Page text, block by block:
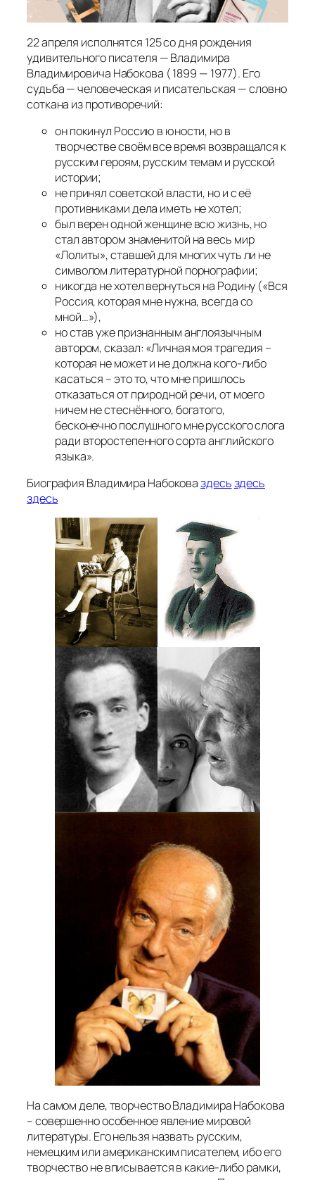
22 апреля исполнятся 125 со дня рождения
удивительного писателя — Владимира
Владимировича Набокова ( 1899 — 1977). Его
судьба — человеческая и писательская — словно
соткана из противоречий:
он покинул Россию в юности, но в
творчестве своём все время возвращался к
русским героям, русским темам и русской
истории;
не принял советской власти, но и с её
противниками дела иметь не хотел;
был верен одной женщине всю жизнь, но
стал автором знаменитой на весь мир
«Лолиты», ставшей для многих чуть ли не
символом литературной порнографии;
никогда не хотел вернуться на Родину («Вся
Россия, которая мне нужна, всегда со
мной…»),
но став уже признанным англоязычным
автором, сказал: «Личная моя трагедия –
которая не может и не должна кого-либо
касаться – это то, что мне пришлось
отказаться от природной речи, от моего
ничем не стеснённого, богатого,
бесконечно послушного мне русского слога
ради второстепенного сорта английского
языка».
Биография Владимира Набоковаздесьздесь
здесь
На самом деле, творчество Владимира Набокова
– совершенно особенное явление мировой
литературы. Его нельзя назвать русским,
немецким или американским писателем, ибо его
творчество не вписывается в какие-либо рамки,